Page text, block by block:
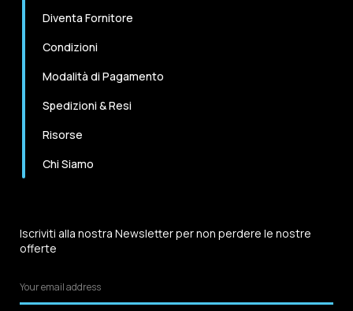
Diventa Fornitore
Condizioni
Modalità di Pagamento
Spedizioni & Resi
Risorse
Chi Siamo
Iscriviti alla nostra Newsletter per non perdere le nostre
offerte